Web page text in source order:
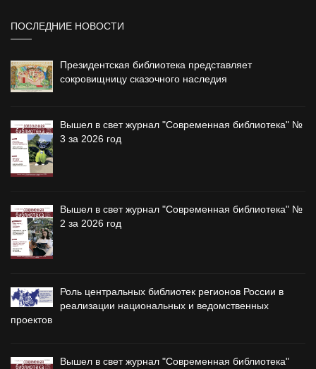
ПОСЛЕДНИЕ НОВОСТИ
Президентская библиотека представляет
сокровищницу сказочного наследия
Вышел в свет журнал "Современная библиотека" №
3 за 2026 год
Вышел в свет журнал "Современная библиотека" №
2 за 2026 год
Роль центральных библиотек регионов России в
реализации национальных и ведомственных
проектов
Вышел в свет журнал "Современная библиотека"